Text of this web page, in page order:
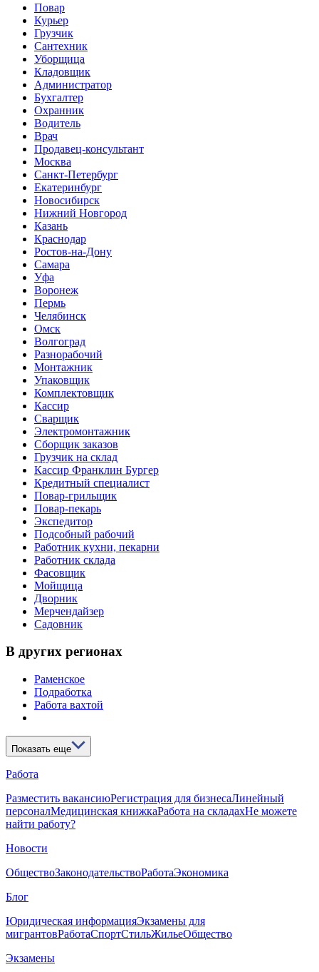
Повар
Курьер
Грузчик
Сантехник
Уборщица
Кладовщик
Администратор
Бухгалтер
Охранник
Водитель
Врач
Продавец-консультант
Москва
Санкт-Петербург
Екатеринбург
Новосибирск
Нижний Новгород
Казань
Краснодар
Ростов-на-Дону
Самара
Уфа
Воронеж
Пермь
Челябинск
Омск
Волгоград
Разнорабочий
Монтажник
Упаковщик
Комплектовщик
Кассир
Сварщик
Электромонтажник
Сборщик заказов
Грузчик на склад
Кассир Франклин Бургер
Кредитный специалист
Повар-грильщик
Повар-пекарь
Экспедитор
Подсобный рабочий
Работник кухни, пекарни
Работник склада
Фасовщик
Мойщица
Дворник
Мерчендайзер
Садовник
В других регионах
Раменское
Подработка
Работа вахтой
Показать еще
Работа
Разместить вакансиюРегистрация для бизнесаЛинейный
персоналМедицинская книжкаРабота на складахНе можете
найти работу?
Новости
ОбществоЗаконодательствоРаботаЭкономика
Блог
Юридическая информацияЭкзамены для
мигрантовРаботаСпортСтильЖильеОбщество
Экзамены